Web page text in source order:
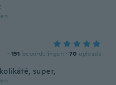
· 151 beoordelingen · 70 uploads
super,